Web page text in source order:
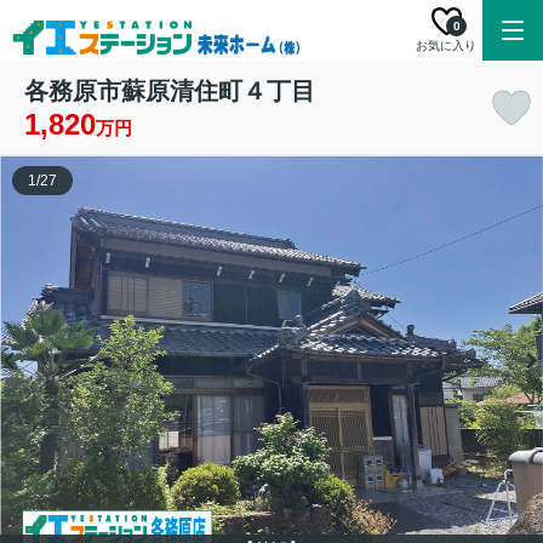
お気に入り
0
各務原市蘇原清住町４丁目
1,820万円
1/27